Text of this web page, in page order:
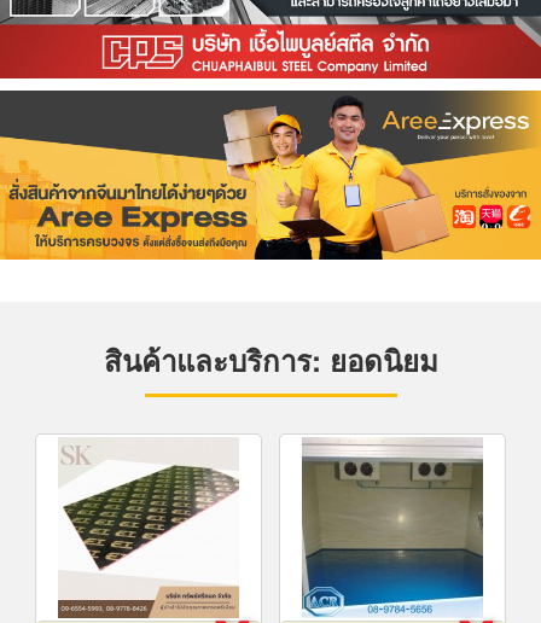
สินค้าและบริการ: ยอดนิยม